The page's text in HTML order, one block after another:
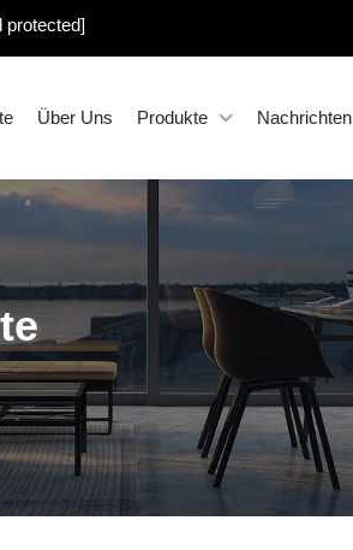
protected]
Über Uns Produkte Nachrichten